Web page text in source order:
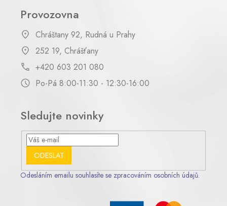
Provozovna
Chráštany 92, Rudná u Prahy
252 19, Chrášťany
+420 603 201 080
Po-Pá 8:00-11:30 - 12:30-16:00
Sledujte novinky
ODESLAT
Odesláním emailu souhlasíte se zpracováním osobních údajů.